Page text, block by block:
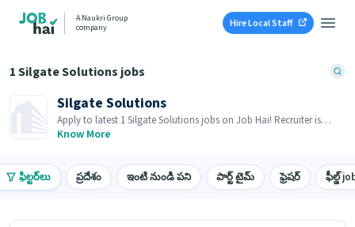
A Naukri Group
company
Hire Local Staff
1 Silgate Solutions jobs
Silgate Solutions
Apply to latest 1 Silgate Solutions jobs on Job Hai! Recruiter is
actively hiring in your area.
Know More
ఫిల్టర్‌లు ప్రదేశం ఇంటి నుండి పని పార్ట్ టైమ్ ఫ్రెషర్ ఫీల్డ్